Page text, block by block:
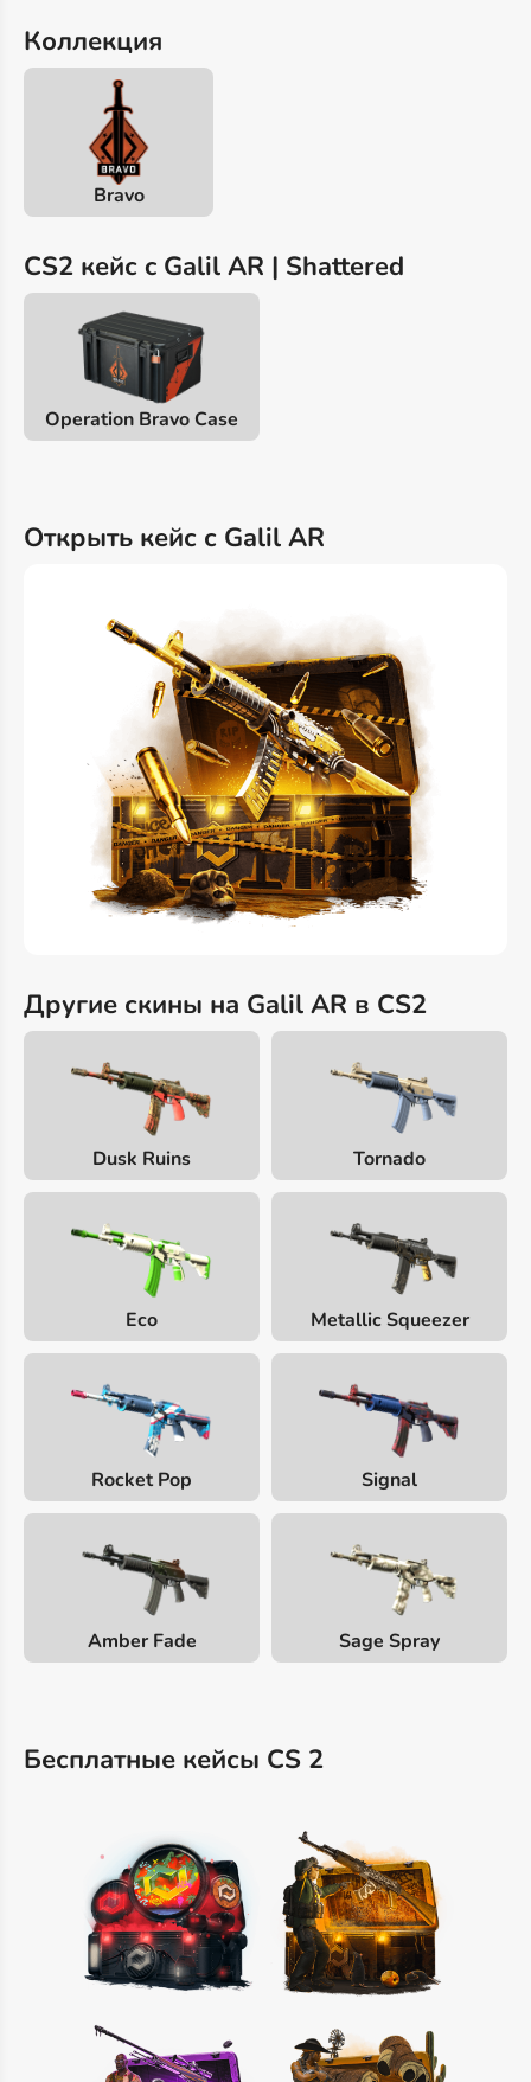
Коллекция
Bravo
CS2 кейс c Galil AR | Shattered
Operation Bravo Case
Открыть кейс с Galil AR
Другие скины на Galil AR в CS2
Dusk Ruins Tornado
Eco Metallic Squeezer
Rocket Pop Signal
Amber Fade Sage Spray
Бесплатные кейсы CS 2